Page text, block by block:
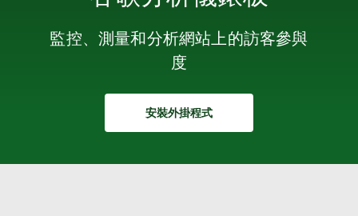
谷歌分析，在WordPress儀錶板
中獲取基本見解。
50 SEO 提示 + 最佳實務,以提高搜
尋可見性
6 個要寫的提示 部落格 排名的內
your website
什麼是反向連結?連結建構初學者
如何負SEO毀了好網站 - 以及如何
監控、測量和分析網站上的訪客參與
度
安裝外掛程式